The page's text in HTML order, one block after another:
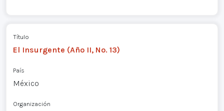
Título
El Insurgente (Año II, No. 13)
País
México
Organización